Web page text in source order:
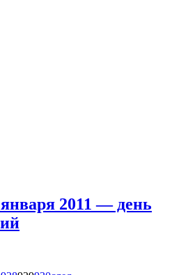
2011 — день